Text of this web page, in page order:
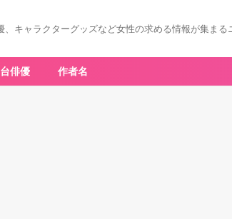
、キャラクターグッズなど女性の求める情報が集まる
俳優 作者名